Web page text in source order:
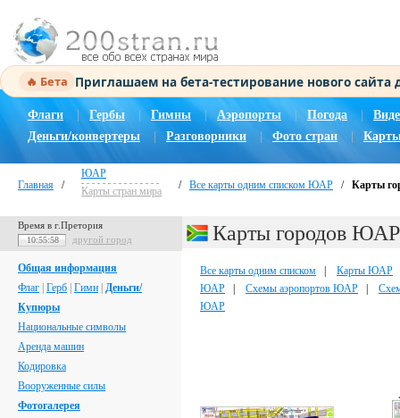
🔥 Бета Приглашаем на бета-тестирование нового
Флаги Гербы Гимны | Аэропорты Погода |
Деньги/конвертеры
Разговорники Фото стран
Главная /
ЮАР
Карты стран мира
/ Все карты одним списком ЮАР / Карты
Время в г.Претория
10:55:59 другой город
Общая информация
Флаг Герб Гимн Деньги/
Купюры
Национальные символы
Аренда машин
Кодировка
Вооруженные силы
Фотогалерея
Карты городов ЮАР
Все карты одним списком Карты ЮАР
ЮАР
Схемы аэропортов ЮАР
ЮАР